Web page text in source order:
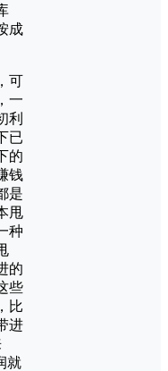
成
可
一
利
已
的
钱
是
甩
种
的
些
比
进
就